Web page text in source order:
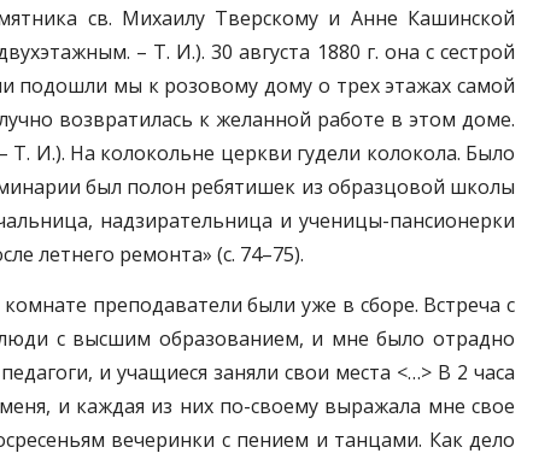
св. Михаилу Тверскому и Анне Кашинской
– Т. И.). 30 августа 1880 г. она с сестрой
подошли мы к розовому дому о трех этажах самой
возвратилась к желанной работе в этом доме.
И.). На колокольне церкви гудели колокола. Было
был полон ребятишек из образцовой школы
надзирательница и ученицы-пансионерки
летнего ремонта» (с. 74–75).
преподаватели были уже в сборе. Встреча с
с высшим образованием, и мне было отрадно
и учащиеся заняли свои места <…> В 2 часа
и каждая из них по-своему выражала мне свое
вечеринки с пением и танцами. Как дело